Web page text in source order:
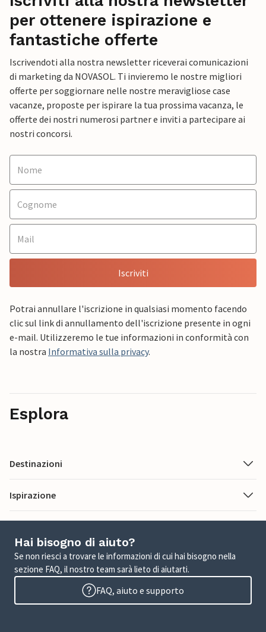
per ottenere ispirazione e
fantastiche offerte
Iscrivendoti alla nostra newsletter riceverai comunicazioni
di marketing da NOVASOL. Ti invieremo le nostre migliori
offerte per soggiornare nelle nostre meravigliose case
vacanze, proposte per ispirare la tua prossima vacanza, le
offerte dei nostri numerosi partner e inviti a partecipare ai
nostri concorsi.
Iscriviti
Potrai annullare l'iscrizione in qualsiasi momento facendo
clic sul link di annullamento dell'iscrizione presente in ogni
e-mail. Utilizzeremo le tue informazioni in conformità con
la nostra Informativa sulla privacy.
Esplora
Destinazioni
Ispirazione
Hai bisogno di aiuto?
Se non riesci a trovare le informazioni di cui hai bisogno nella
sezione FAQ, il nostro team sarà lieto di aiutarti.
FAQ, aiuto e supporto